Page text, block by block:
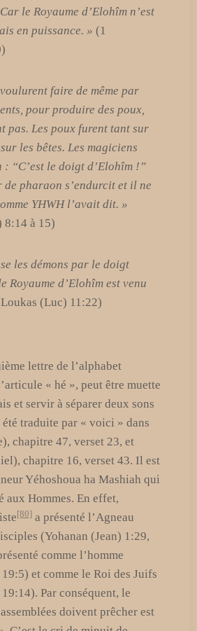
le Royaume d’Elohîm n’est
en puissance. » (1
faire de même par
pour produire des poux,
pas. Les poux furent tant sur
les bêtes. Les magiciens
“C’est le doigt d’Elohîm !”
de pharaon s’endurcit et il ne
YHWH l’avait dit. »
8:14 à 15)
les démons par le doigt
Royaume d’Elohîm est venu
(Luc) 11:22)
« hé », peut être muette
et servir à séparer deux sons
traduite par « voici » dans
chapitre 47, verset 23, et
chapitre 16, verset 43. Il est
Yéhoshoua ha Mashiah qui
aux Hommes. En effet,
[80] a présenté l’Agneau
(Yohanan (Jean) 1:29,
comme l’homme
et comme le Roi des Juifs
Par conséquent, le
doivent prêcher est